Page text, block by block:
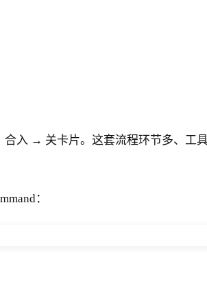
入 → 关卡片。这套流程环节多、工
：